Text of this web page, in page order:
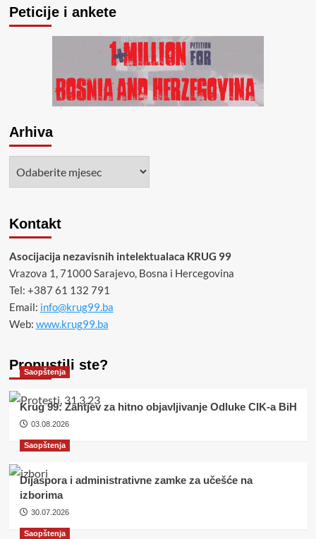
Peticije i ankete
Arhiva
Kontakt
Asocijacija nezavisnih intelektualaca KRUG 99
Vrazova 1, 71000 Sarajevo, Bosna i Hercegovina
Tel: +387 61 132 791
Email: info@krug99.ba
Web: www.krug99.ba
Propustili ste?
Saopštenja
Krug 99: Zahtjev za hitno objavljivanje Odluke CIK-a BiH
03.08.2026
Saopštenja
Dijaspora i administrativne zamke za učešće na
izborima
30.07.2026
Saopštenja